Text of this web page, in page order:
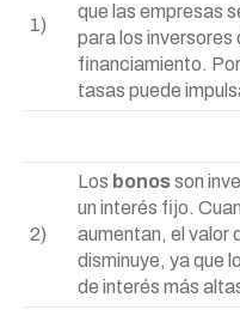
1)
que las empresas
para los
financiamiento.
tasas puede
2)
Los bonosson
un interés fijo.
aumentan, el valor
disminuye, ya que
de interés más